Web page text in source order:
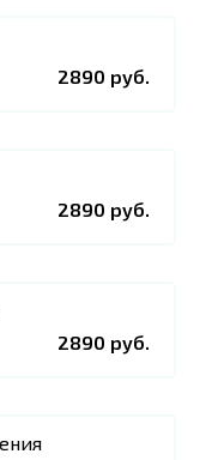
2890 руб.
2890 руб.
2890 руб.